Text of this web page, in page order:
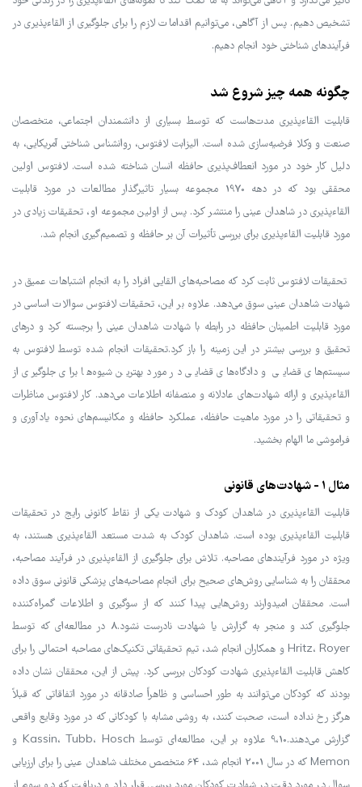
تشخیص دهیم. پس از آگاهی، می‌توانیم اقدامات لازم را برای جلوگیری از القاءپذیری در
فرآیندهای شناختی خود انجام دهیم.
چگونه همه چیز شروع شد
قابلیت القاءپذیری مدت‌هاست که توسط بسیاری از دانشمندان اجتماعی، متخصصان
صنعت و وکلا فرضیه‌سازی شده است. الیزابت لافتوس، روانشناس شناختی آمریکایی، به
دلیل کار خود در مورد انعطاف‌پذیری حافظه انسان شناخته شده است. لافتوس اولین
محققی بود که در دهه 1970 مجموعه بسیار تاثیرگذار مطالعات در مورد قابلیت
القاءپذیری در شاهدان عینی را منتشر کرد. پس از اولین مجموعه او، تحقیقات زیادی در
مورد قابلیت القاءپذیری برای بررسی تأثیرات آن بر حافظه و تصمیم‌گیری انجام شد.
تحقیقات لافتوس ثابت کرد که مصاحبه‌های القایی افراد را به انجام اشتباهات عمیق در
شهادت شاهدان عینی سوق می‌دهد. علاوه بر این، تحقیقات لافتوس سوالات اساسی در
مورد قابلیت اطمینان حافظه در رابطه با شهادت شاهدان عینی را برجسته کرد و درهای
تحقیق و بررسی بیشتر در این زمینه را باز کرد.تحقیقات انجام شده توسط لافتوس به
سیستم‌های قضایی و دادگاه‌های قضایی در مورد بهترین شیوه‌ها برای جلوگیری از
القاءپذیری و ارائه شهادت‌های عادلانه و منصفانه اطلاعات می‌دهد. کار لافتوس مناظرات
و تحقیقاتی را در مورد ماهیت حافظه، عملکرد حافظه و مکانیسم‌های نحوه یادآوری و
فراموشی ما الهام بخشید.
مثال 1 - شهادت‌های قانونی
قابلیت القاءپذیری در شاهدان کودک و شهادت یکی از نقاط کانونی رایج در تحقیقات
قابلیت القاءپذیری بوده است. شاهدان کودک به شدت مستعد القاءپذیری هستند، به
ویژه در مورد فرآیندهای مصاحبه. تلاش برای جلوگیری از القاءپذیری در فرآیند مصاحبه،
محققان را به شناسایی روش‌های صحیح برای انجام مصاحبه‌های پزشکی قانونی سوق داده
است. محققان امیدوارند روش‌هایی پیدا کنند که از سوگیری و اطلاعات گمراه‌کننده
جلوگیری کند و منجر به گزارش یا شهادت نادرست نشود.8 در مطالعه‌ای که توسط
Hritz، Royer و همکاران انجام شد، تیم تحقیقاتی تکنیک‌های مصاحبه احتمالی را برای
کاهش قابلیت القاءپذیری شهادت کودکان بررسی کرد. پیش از این، محققان نشان داده
بودند که کودکان می‌توانند به طور احساسی و ظاهراً صادقانه در مورد اتفاقاتی که قبلاً
هرگز رخ نداده است، صحبت کنند، به روشی مشابه با کودکانی که در مورد وقایع واقعی
گزارش می‌دهند.9،10 علاوه بر این، مطالعه‌ای توسط Kassin، Tubb، Hosch و
Memon که در سال 2001 انجام شد، 64 متخصص مختلف شاهدان عینی را برای ارزیابی